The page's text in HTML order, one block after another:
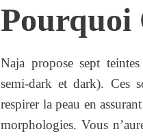
Pourquoi
Naja propose sept
semi-dark et dark). Ces
respirer la peau en
morphologies. Vous